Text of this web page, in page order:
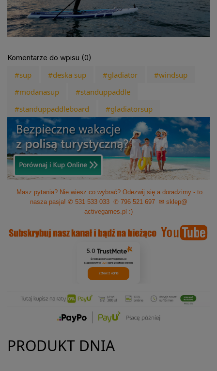
Komentarze do wpisu (0)
#sup #deska sup #gladiator
#windsup
#modanasup
#standuppaddle
#standuppaddleboard
#gladiatorsup
Masz pytania? Nie wiesz co wybrać? Odezwij się a doradzimy - to
nasza pasja! ✆ 531 533 033 ✆ 796 521 697
✉ sklep@
activegames.pl :)
5.0
Średnia ocena activegames.pl
Na podstawie 327opinii z całego okresu
Zobacz opinie
PRODUKT DNIA